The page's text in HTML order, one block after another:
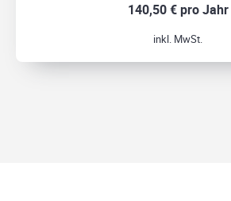
140,50 € pro Jahr
inkl. MwSt.